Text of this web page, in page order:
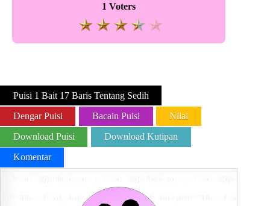
1 Voters
Puisi 1 Bait 17 Baris Tentang Sedih
Dengar Puisi Bacain Puisi Nilai
Download Puisi Download Kutipan
Komentar